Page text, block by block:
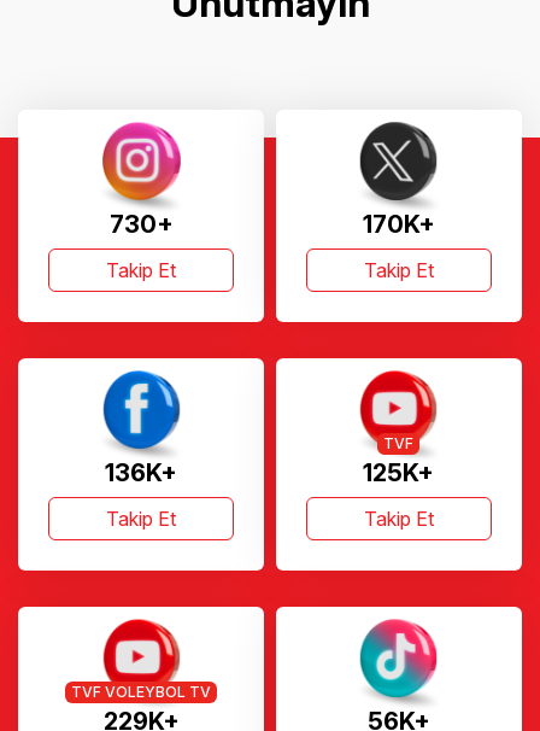
730+
Takip Et
170K+
Takip Et
136K+
Takip Et
125K+
TVF
Takip Et
229K+
TVF VOLEYBOL TV
56K+